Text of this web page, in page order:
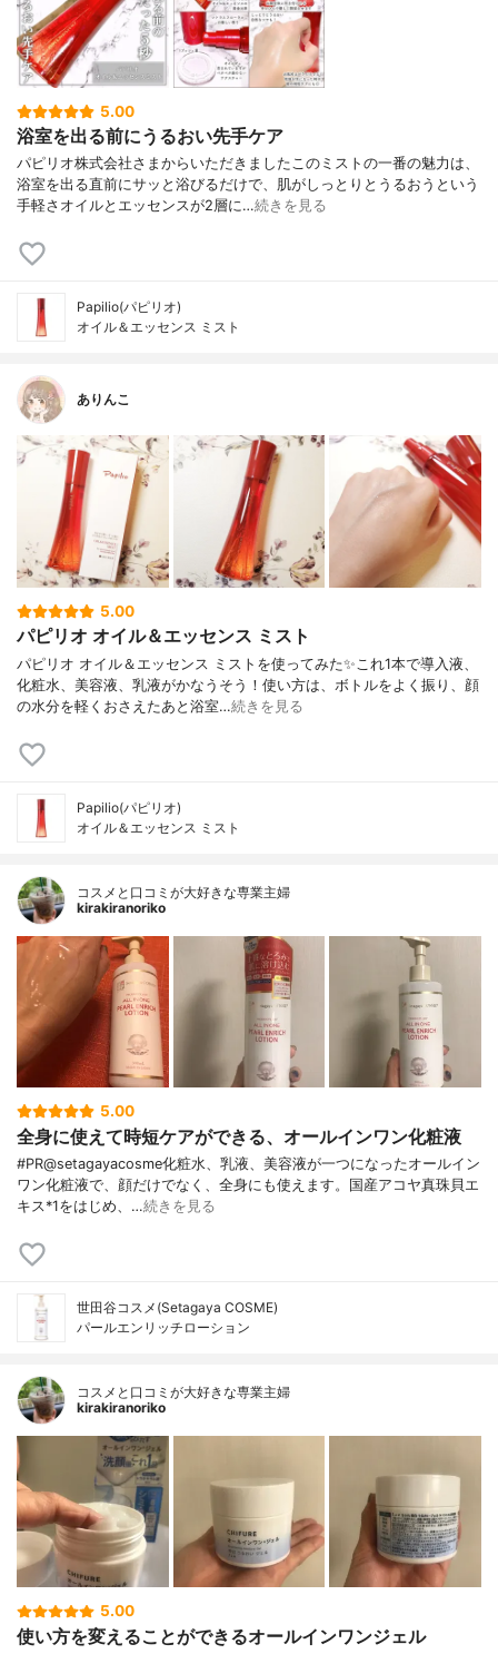
5.00
浴室を出る前にうるおい先手ケア
パピリオ株式会社さまからいただきましたこのミストの一番の魅力は、
浴室を出る直前にサッと浴びるだけで、肌がしっとりとうるおうという
手軽さオイルとエッセンスが2層に…続きを見る
Papilio(パピリオ)
オイル＆エッセンス ミスト
ありんこ
5.00
パピリオ オイル＆エッセンス ミスト
パピリオ オイル＆エッセンス ミストを使ってみた✨これ1本で導入液、
化粧水、美容液、乳液がかなうそう！使い方は、ボトルをよく振り、顔
の水分を軽くおさえたあと浴室…続きを見る
Papilio(パピリオ)
オイル＆エッセンス ミスト
コスメと口コミが大好きな専業主婦
kirakiranoriko
5.00
全身に使えて時短ケアができる、オールインワン化粧液
#PR@setagayacosme化粧水、乳液、美容液が一つになったオールイン
ワン化粧液で、顔だけでなく、全身にも使えます。国産アコヤ真珠貝エ
キス*1をはじめ、…続きを見る
世田谷コスメ(Setagaya COSME)
パールエンリッチローション
コスメと口コミが大好きな専業主婦
kirakiranoriko
5.00
使い方を変えることができるオールインワンジェル